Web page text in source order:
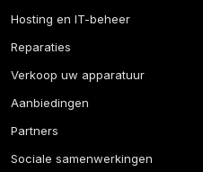
Hosting en IT-beheer
Reparaties
Verkoop uw apparatuur
Aanbiedingen
Partners
Sociale samenwerkingen